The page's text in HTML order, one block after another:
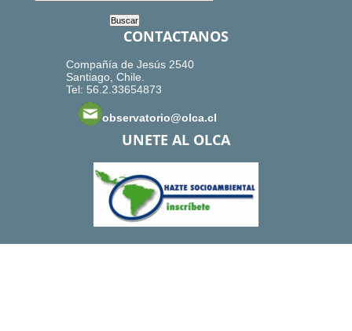
CONTACTANOS
Compañía de Jesús 2540
Santiago, Chile.
Tel: 56.2.33654873
observatorio@olca.cl
UNETE AL OLCA